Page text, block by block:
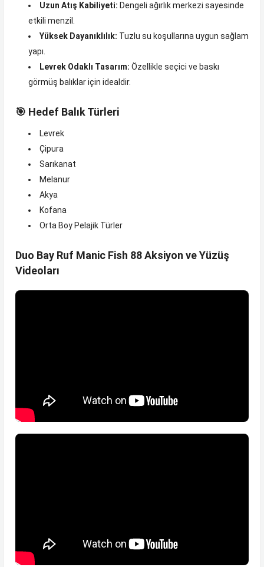
Uzun Atış Kabiliyeti: Dengeli ağırlık merkezi sayesinde
etkili menzil.
Yüksek Dayanıklılık: Tuzlu su koşullarına uygun sağlam
yapı.
Levrek Odaklı Tasarım: Özellikle seçici ve baskı
görmüş balıklar için idealdir.
🎯 Hedef Balık Türleri
Levrek
Çipura
Sarıkanat
Melanur
Akya
Kofana
Orta Boy Pelajik Türler
Duo Bay Ruf Manic Fish 88 Aksiyon ve Yüzüş
Videoları